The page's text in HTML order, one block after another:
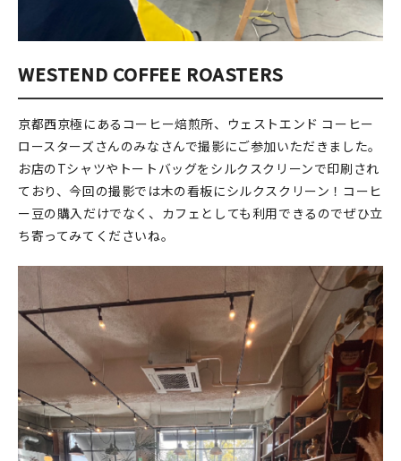
WESTEND COFFEE ROASTERS
京都西京極にあるコーヒー焙煎所、ウェストエンド コーヒー
ロースターズさんのみなさんで撮影にご参加いただきました。
お店のTシャツやトートバッグをシルクスクリーンで印刷され
ており、今回の撮影では木の看板にシルクスクリーン！コーヒ
ー豆の購入だけでなく、カフェとしても利用できるのでぜひ立
ち寄ってみてくださいね。